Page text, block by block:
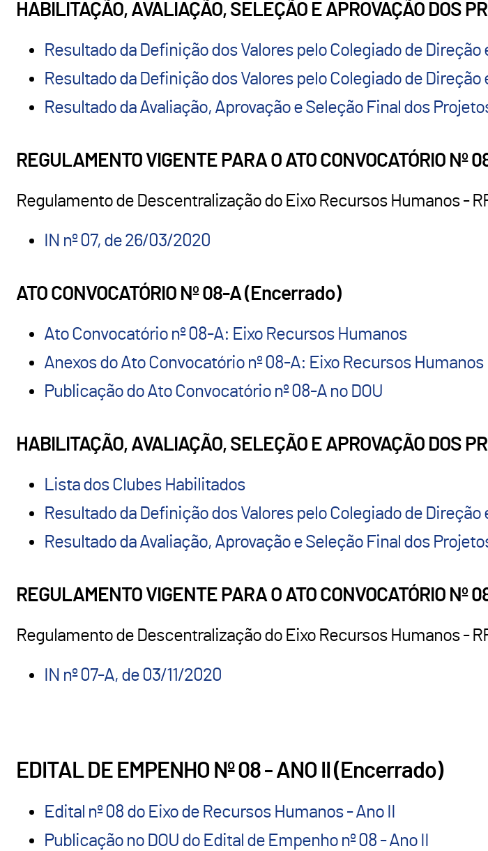
HABILITAÇÃO, AVALIAÇÃO, SELEÇÃO E APROVAÇÃO DOS
Resultado da Definição dos Valores pelo Colegiado de
Resultado da Definição dos Valores pelo Colegiado de
Resultado da Avaliação, Aprovação e Seleção Final dos
REGULAMENTO VIGENTE PARA O ATO CONVOCATÓRIO Nº
Regulamento de Descentralização do Eixo Recursos Humanos -
IN nº 07, de 26/03/2020
ATO CONVOCATÓRIO Nº 08-A (Encerrado)
Ato Convocatório nº 08-A: Eixo Recursos Humanos
Anexos do Ato Convocatório nº 08-A: Eixo Recursos Humanos
Publicação do Ato Convocatório nº 08-A no DOU
HABILITAÇÃO, AVALIAÇÃO, SELEÇÃO E APROVAÇÃO DOS
Lista dos Clubes Habilitados
Resultado da Definição dos Valores pelo Colegiado de
Resultado da Avaliação, Aprovação e Seleção Final dos
REGULAMENTO VIGENTE PARA O ATO CONVOCATÓRIO Nº
Regulamento de Descentralização do Eixo Recursos Humanos -
IN nº 07-A, de 03/11/2020
EDITAL DE EMPENHO Nº 08 - ANO II (Encerrado)
Edital nº 08 do Eixo de Recursos Humanos - Ano II
Publicação no DOU do Edital de Empenho nº 08 - Ano II